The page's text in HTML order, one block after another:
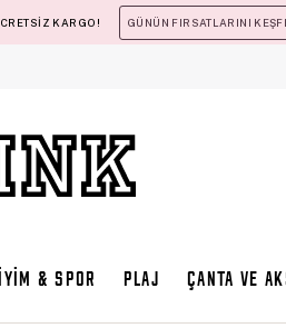
KARGO! GÜNÜN FIRSATLARINI
& SPOR PLAJ ÇANTA VE